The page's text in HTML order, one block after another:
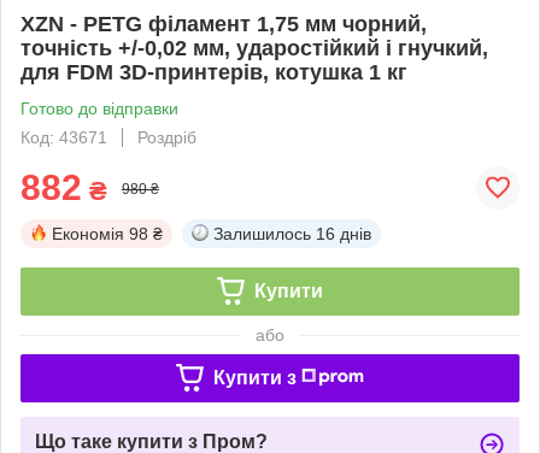
XZN - PETG філамент 1,75 мм чорний,
точність +/-0,02 мм, ударостійкий і гнучкий,
для FDM 3D-принтерів, котушка 1 кг
Готово до відправки
Код: 43671
Роздріб
882 ₴ 980 ₴
Економія 98 ₴ Залишилось 16 днів
Купити
або
Купити з
Що таке купити з Пром?